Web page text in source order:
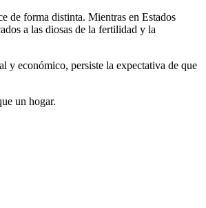
de forma distinta. Mientras en Estados
a las diosas de la fertilidad y la
y económico, persiste la expectativa de que
un hogar.